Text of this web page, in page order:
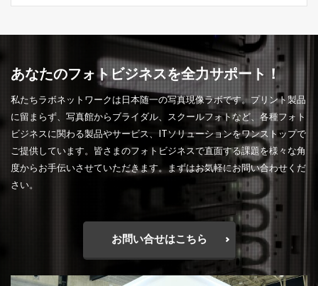
あなたのフォトビジネスを全力サポート！
私たちラボネットワークは日本随一の写真現像ラボです。プリント製品
に留まらず、写真館からブライダル、スクールフォトなど、各種フォト
ビジネスに関わる製品やサービス、ITソリューションをワンストップで
ご提供しています。皆さまのフォトビジネスで直面する課題を様々な角
度からお手伝いさせていただきます。まずはお気軽にお問い合わせくだ
さい。
お問い合せはこちら